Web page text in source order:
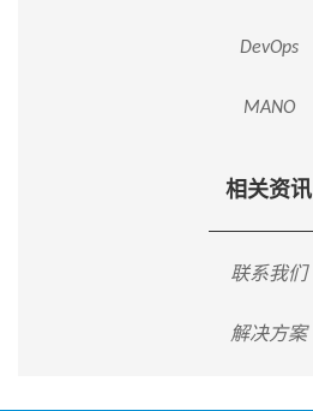
DevOps
MANO
相关资讯
联系我们
解决方案